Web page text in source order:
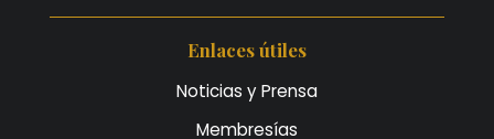
Enlaces útiles
Noticias y Prensa
Membresías